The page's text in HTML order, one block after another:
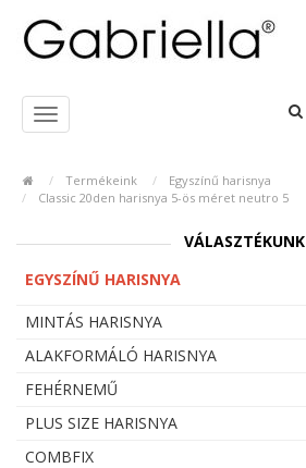
Termékeink
Egyszínű harisnya
Classic 20den harisnya 5-ös méret neutro 5
VÁLASZTÉKUNK
EGYSZÍNŰ HARISNYA
MINTÁS HARISNYA
ALAKFORMÁLÓ HARISNYA
FEHÉRNEMŰ
PLUS SIZE HARISNYA
COMBFIX